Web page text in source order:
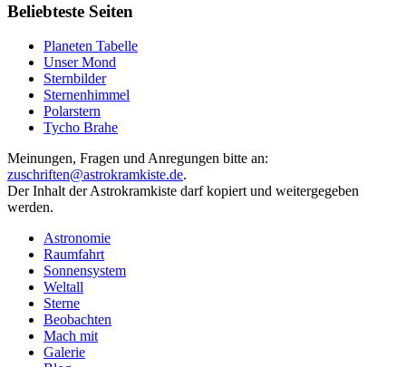
Beliebteste Seiten
Planeten Tabelle
Unser Mond
Sternbilder
Sternenhimmel
Polarstern
Tycho Brahe
Meinungen, Fragen und Anregungen bitte an:
zuschriften@astrokramkiste.de.
Der Inhalt der Astrokramkiste darf kopiert und weitergegeben
werden.
Astronomie
Raumfahrt
Sonnensystem
Weltall
Sterne
Beobachten
Mach mit
Galerie